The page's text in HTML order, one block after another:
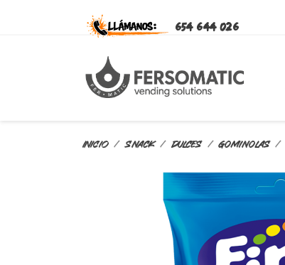
654 644 026
Inicio SNACK DULCES GOMINOLAS